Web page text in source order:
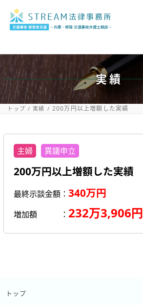
実績
トップ 実績 200万円以上増額した実績
主婦 異議申立
200万円以上増額した実績
最終示談金額： 340万円
増加額 ： 232万3,906円
トップ